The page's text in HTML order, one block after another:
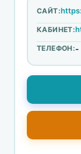
САЙТ:
КАБИНЕТ:
ТЕЛЕФОН:-